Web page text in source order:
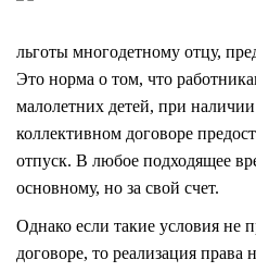
льготы многодетному отцу,
Это норма о том, что
малолетних детей, при
коллективном договоре
отпуск. В любое подходящее
основному, но за свой счет.
Однако если такие условия не
договоре, то реализация права